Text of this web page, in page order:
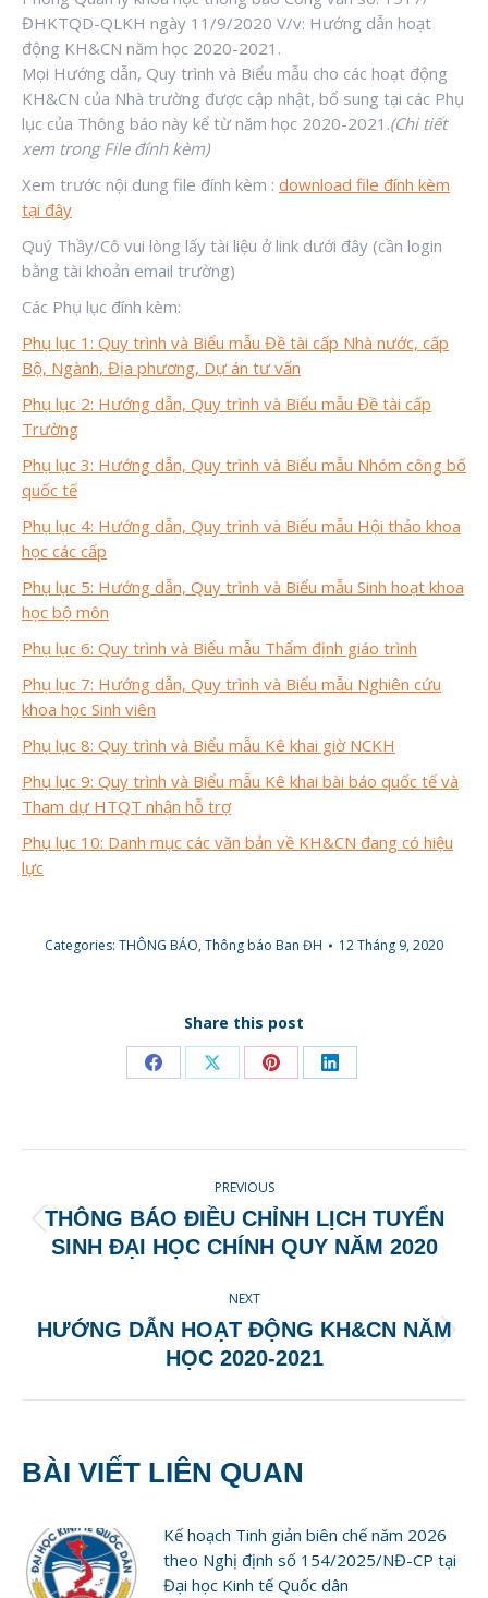
ĐHKTQD-QLKH ngày 11/9/2020 V/v: Hướng dẫn hoạt
động KH&CN năm học 2020-2021.
Mọi Hướng dẫn, Quy trình và Biểu mẫu cho các hoạt động
KH&CN của Nhà trường được cập nhật, bổ sung tại các Phụ
lục của Thông báo này kể từ năm học 2020-2021.(Chi tiết
xem trong File đính kèm)
Xem trước nội dung file đính kèm : download file đính kèm
tại đây
Quý Thầy/Cô vui lòng lấy tài liệu ở link dưới đây (cần login
bằng tài khoản email trường)
Các Phụ lục đính kèm:
Phụ lục 1: Quy trình và Biểu mẫu Đề tài cấp Nhà nước, cấp
Bộ, Ngành, Địa phương, Dự án tư vấn
Phụ lục 2: Hướng dẫn, Quy trình và Biểu mẫu Đề tài cấp
Trường
Phụ lục 3: Hướng dẫn, Quy trình và Biểu mẫu Nhóm công bố
quốc tế
Phụ lục 4: Hướng dẫn, Quy trình và Biểu mẫu Hội thảo khoa
học các cấp
Phụ lục 5: Hướng dẫn, Quy trình và Biểu mẫu Sinh hoạt khoa
học bộ môn
Phụ lục 6: Quy trình và Biểu mẫu Thẩm định giáo trình
Phụ lục 7: Hướng dẫn, Quy trình và Biểu mẫu Nghiên cứu
khoa học Sinh viên
Phụ lục 8: Quy trình và Biểu mẫu Kê khai giờ NCKH
Phụ lục 9: Quy trình và Biểu mẫu Kê khai bài báo quốc tế và
Tham dự HTQT nhận hỗ trợ
Phụ lục 10: Danh mục các văn bản về KH&CN đang có hiệu
lực
Categories: THÔNG BÁO,Thông báo Ban ĐH 12 Tháng 9, 2020
Share this post
Share Share Share Share
NAVIGATION
PREVIOUS
Previous
post:
THÔNG BÁO ĐIỀU CHỈNH LỊCH TUYỂN
SINH ĐẠI HỌC CHÍNH QUY NĂM 2020
NEXT
Next
post:
HƯỚNG DẪN HOẠT ĐỘNG KH&CN NĂM
HỌC 2020-2021
BÀI VIẾT LIÊN QUAN
Kế hoạch Tinh giản biên chế năm 2026
theo Nghị định số 154/2025/NĐ-CP tại
Đại học Kinh tế Quốc dân